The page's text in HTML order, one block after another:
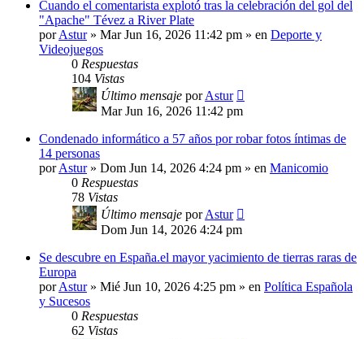
Cuando el comentarista explotó tras la celebración del gol del
"Apache" Tévez a River Plate
porAstur» Mar Jun 16, 2026 11:42 pm » en Deporte y
Videojuegos
0 Respuestas
104 Vistas
Último mensaje porAstur
Mar Jun 16, 2026 11:42 pm
Condenado informático a 57 años por robar fotos íntimas de
14 personas
porAstur» Dom Jun 14, 2026 4:24 pm » en Manicomio
0 Respuestas
78 Vistas
Último mensaje porAstur
Dom Jun 14, 2026 4:24 pm
Se descubre en España.el mayor yacimiento de tierras raras de
Europa
porAstur» Mié Jun 10, 2026 4:25 pm » en Política Española
y Sucesos
0 Respuestas
62 Vistas